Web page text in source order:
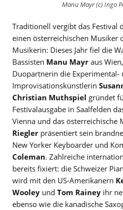
Manu Mayr (c) Ingo
Traditionell vergibt das Festival
einen österreichischen Musiker
Musikerin: Dieses Jahr fiel die
Bassisten Manu Mayr aus
Duopartnerin die Experimental-
Improvisationskünstlerin
Christian Muthspiel gründet
Festivalausgabe in Saalfelden
Vienna und das österreichische
Riegler präsentiert sein
New Yorker Keyboarder und
Coleman. Zahlreiche
bereits fixiert: die Schweizer
wird mit den US-Amerikanern
Wooley und Tom Rainey ihr
ebenso wie die kanadische